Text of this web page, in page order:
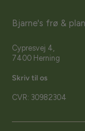
Bjarne's frø &
Cypresvej 4,
7400 Herning
Skriv til os
CVR: 30982304